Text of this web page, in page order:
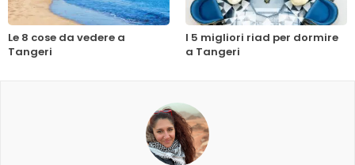
Le 8 cose da vedere a
Tangeri
I 5 migliori riad per dormire
a Tangeri